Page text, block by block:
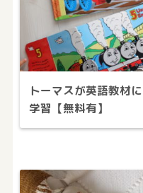
トーマスが英語教材
学習【無料有】